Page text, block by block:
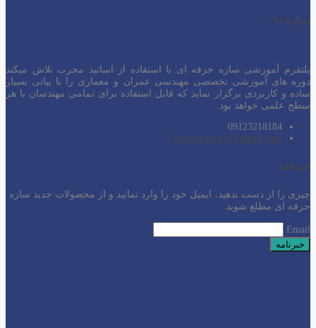
درباره ما :
پلتفرم آموزشی سازه حرفه ای با استفاده از اساتید مجرب تلاش میکند
دوره های آموزشی تخصصی مهندسی عمران و معماری را با بیانی بسیار
ساده و کاربردی برگزار نماید که قابل استفاده برای تمامی مهندسان با هر
سطح علمی خواهد بود.
09123218184
Prostructure.ir@gmail.com
خبرنامه
چیزی را از دست ندهید، ایمیل خود را وارد نمایید و از محصولات جدید سازه
حرفه ای مطلع شوید.
Email